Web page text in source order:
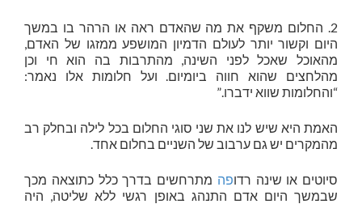
2. החלום משקף את מה שהאדם ראה או הרהר בו במשך
היום וקשור יותר לעולם הדמיון המושפע ממזגו של האדם,
מהאוכל שאכל לפני השינה, מהתרבות בה הוא חי וכן
מהלחצים שהוא חווה ביומיום. ועל חלומות אלו נאמר:
“והחלומות שווא ידברו.”
האמת היא שיש לנו את שני סוגי החלום בכל לילה ובחלק רב
מהמקרים יש גם ערבוב של השניים בחלום אחד.
סיוטים או שינה רדופה מתרחשים בדרך כלל כתוצאה מכך
שבמשך היום אדם התנהג באופן רגשי ללא שליטה, היה